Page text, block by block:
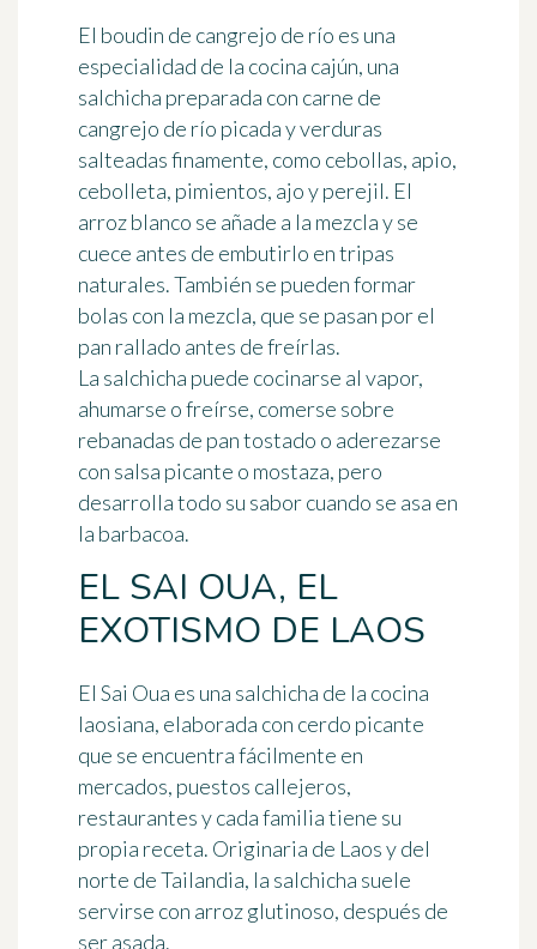
El boudin de cangrejo de río es una
especialidad de la cocina cajún, una
salchicha preparada con carne de
cangrejo de río picada y verduras
salteadas finamente, como cebollas, apio,
cebolleta, pimientos, ajo y perejil. El
arroz blanco se añade a la mezclay se
cuece antes de embutirlo en tripas
naturales. También se pueden formar
bolas con la mezcla, que se pasan por el
pan rallado antes de freírlas.
La salchicha puede cocinarse al vapor,
ahumarse o freírse, comerse sobre
rebanadas de pan tostado o aderezarse
con salsa picante o mostaza, pero
desarrolla todo su sabor cuando se asa en
la barbacoa.
EL SAI OUA, EL
EXOTISMO DE LAOS
El Sai Oua es una salchicha de la cocina
laosiana, elaborada con cerdo picante
que se encuentra fácilmente en
mercados, puestos callejeros,
restaurantes ycada familia tiene su
propia receta. Originaria de Laos y del
norte de Tailandia, la salchicha suele
servirse con arroz glutinoso, después de
ser asada.